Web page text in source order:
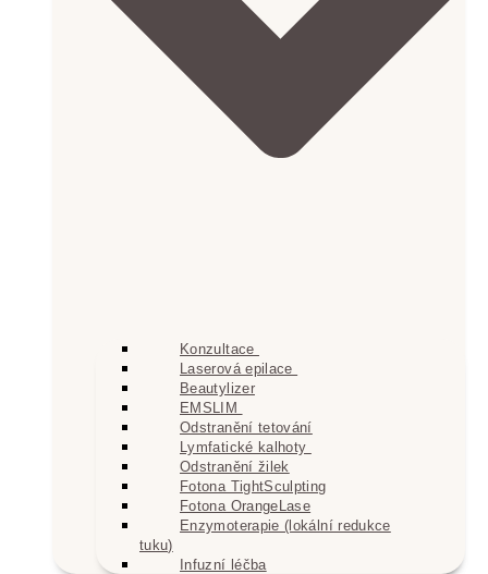
Konzultace
Laserová epilace
Beautylizer
EMSLIM
Odstranění tetování
Lymfatické kalhoty
Odstranění žilek
Fotona TightSculpting
Fotona OrangeLase
Enzymoterapie (lokální redukce
tuku)
Infuzní léčba